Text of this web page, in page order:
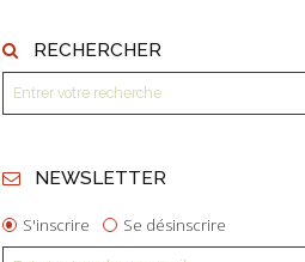
RECHERCHER
NEWSLETTER
S'inscrire Se désinscrire